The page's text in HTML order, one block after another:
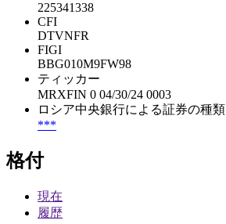
225341338
CFI
DTVNFR
FIGI
BBG010M9FW98
ティッカー
MRXFIN 0 04/30/24 0003
ロシア中央銀行による証券の種類
***
格付
現在
履歴